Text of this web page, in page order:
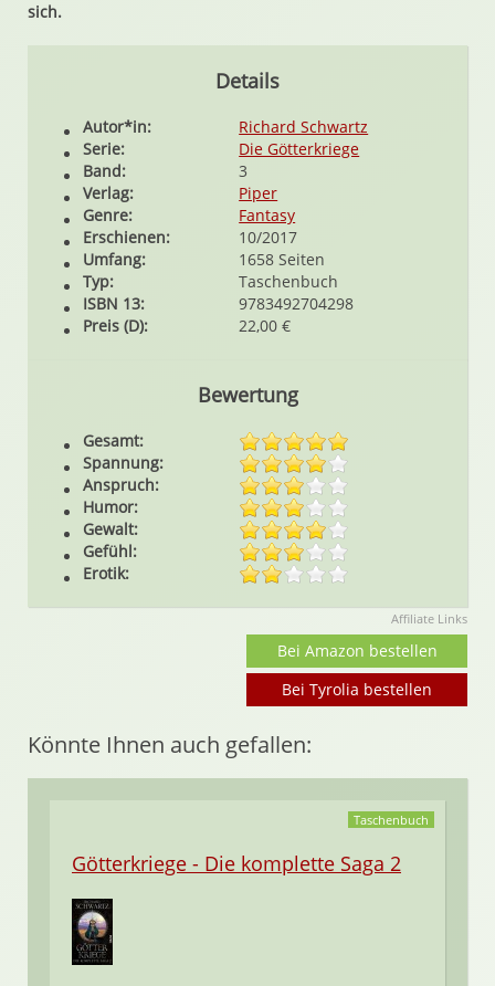
sich.
Details
Autor*in:
Richard Schwartz
Serie:
Die Götterkriege
Band:
3
Verlag:
Piper
Genre:
Fantasy
Erschienen:
10/2017
Umfang:
1658 Seiten
Typ:
Taschenbuch
ISBN 13:
9783492704298
Preis (D):
22,00 €
Bewertung
Gesamt:
Spannung:
Anspruch:
Humor:
Gewalt:
Gefühl:
Erotik:
Affiliate Links
Bei Amazon bestellen
Bei Tyrolia bestellen
Könnte Ihnen auch gefallen:
Taschenbuch
Götterkriege - Die komplette Saga 2